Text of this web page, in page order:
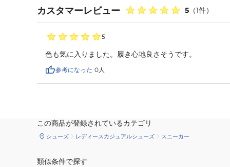
カスタマーレビュー 5 （1件）
5
色も気に入りました。履き心地良さそうです。
参考になった 0人
この商品が登録されているカテゴリ
シューズ レディースカジュアルシューズ スニーカー
類似条件で探す